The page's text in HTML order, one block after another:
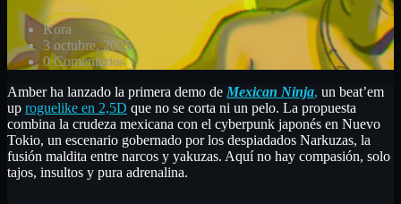
Kora
3 octubre, 2025
0 Comentarios
Amber ha lanzado la primera demo de Mexican Ninja, un beat’em
up roguelike en 2,5D que no se corta ni un pelo. La propuesta
combina la crudeza mexicana con el cyberpunk japonés en Nuevo
Tokio, un escenario gobernado por los despiadados Narkuzas, la
fusión maldita entre narcos y yakuzas. Aquí no hay compasión, solo
tajos, insultos y pura adrenalina.